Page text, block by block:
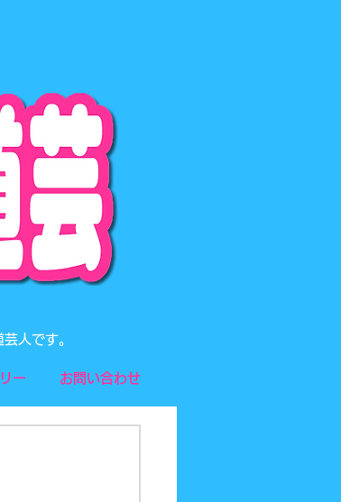
人です。
ー お問い合わせ